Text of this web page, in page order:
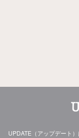
UPDATE（アップデート